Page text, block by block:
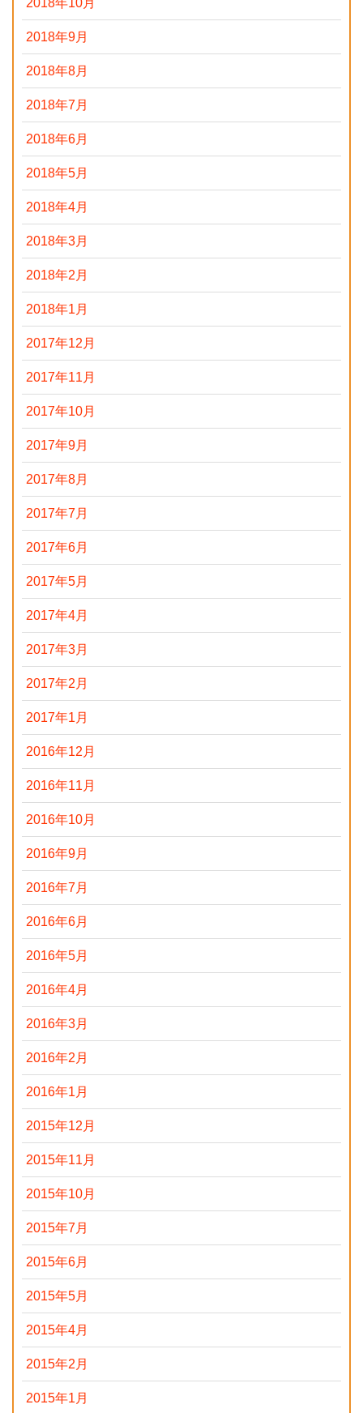
2018年9月
2018年8月
2018年7月
2018年6月
2018年5月
2018年4月
2018年3月
2018年2月
2018年1月
2017年12月
2017年11月
2017年10月
2017年9月
2017年8月
2017年7月
2017年6月
2017年5月
2017年4月
2017年3月
2017年2月
2017年1月
2016年12月
2016年11月
2016年10月
2016年9月
2016年7月
2016年6月
2016年5月
2016年4月
2016年3月
2016年2月
2016年1月
2015年12月
2015年11月
2015年10月
2015年7月
2015年6月
2015年5月
2015年4月
2015年2月
2015年1月